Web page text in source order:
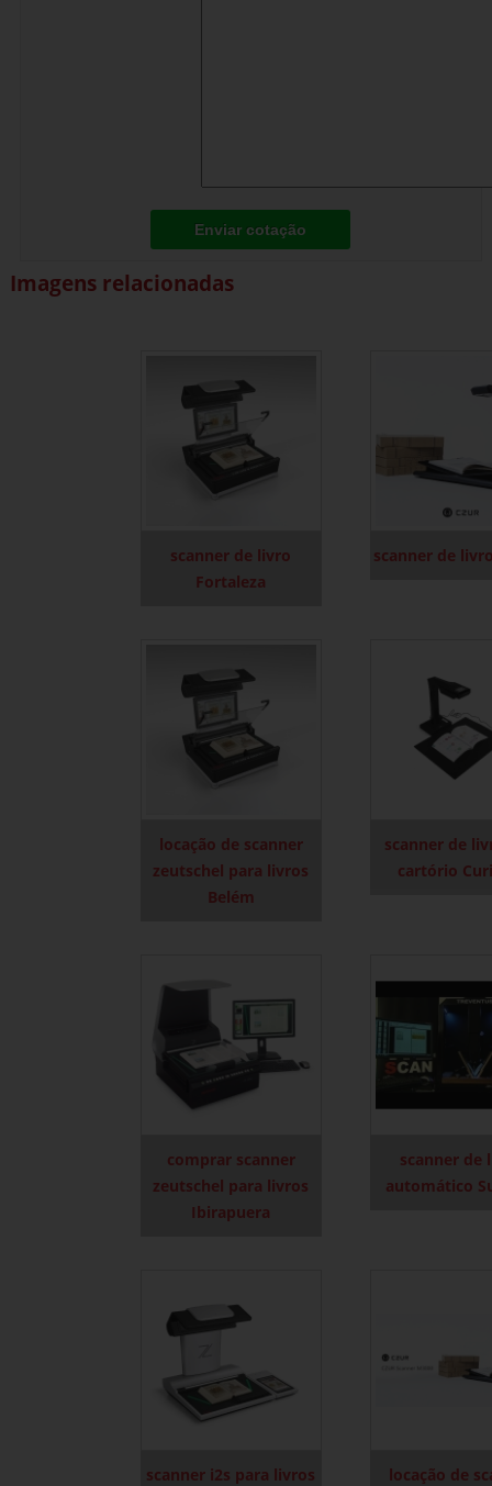
Enviar cotação
Imagens relacionadas
scanner de livro
Fortaleza
scanner de
locação de scanner
zeutschel para livros
Belém
scanner de
cartório
comprar scanner
zeutschel para livros
Ibirapuera
scanner de
automático
scanner i2s para livros
locação de